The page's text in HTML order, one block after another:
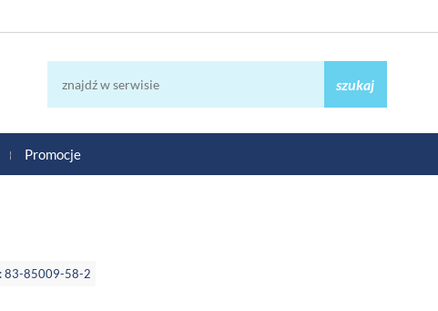
szukaj
Promocje
83-85009-58-2